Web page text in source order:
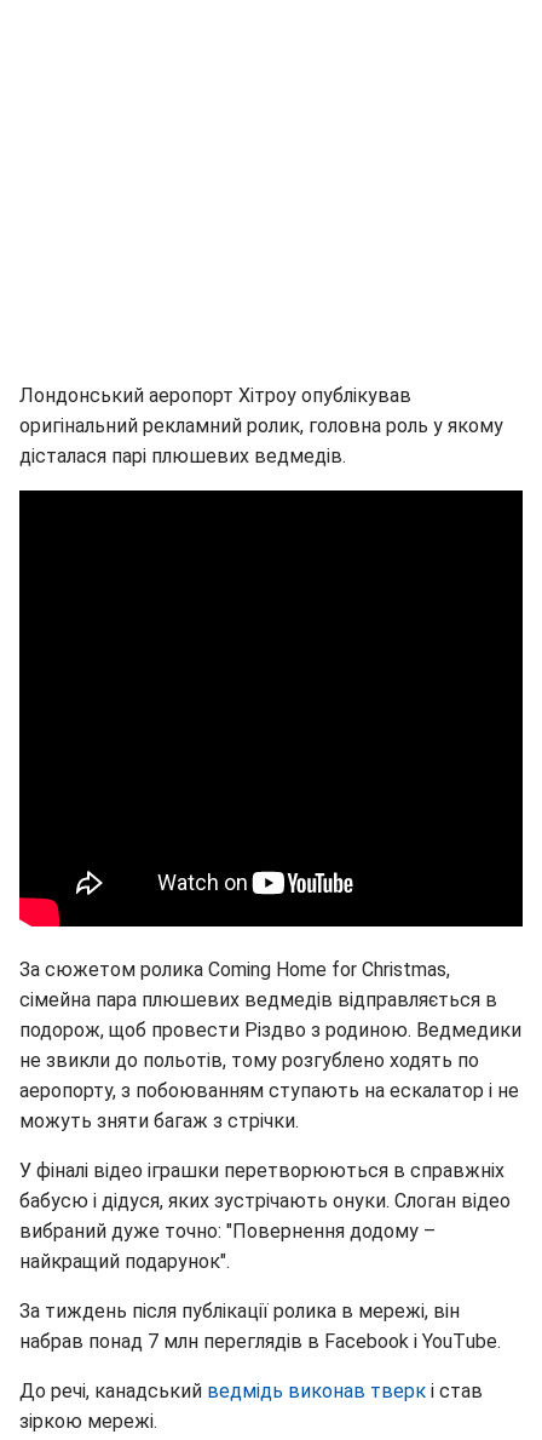
Лондонський аеропорт Хітроу опублікував
оригінальний рекламний ролик, головна роль у якому
дісталася парі плюшевих ведмедів.
За сюжетом ролика Coming Home for Christmas,
сімейна пара плюшевих ведмедів відправляється в
подорож, щоб провести Різдво з родиною. Ведмедики
не звикли до польотів, тому розгублено ходять по
аеропорту, з побоюванням ступають на ескалатор і не
можуть зняти багаж з стрічки.
У фіналі відео іграшки перетворюються в справжніх
бабусю і дідуся, яких зустрічають онуки. Слоган відео
вибраний дуже точно: "Повернення додому –
найкращий подарунок".
За тиждень після публікації ролика в мережі, він
набрав понад 7 млн переглядів в Facebook і YouТube.
До речі, канадський ведмідь виконав тверк і став
зіркою мережі.